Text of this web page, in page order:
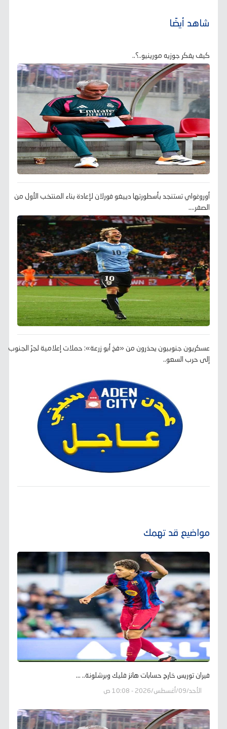
شاهد أيضًا
كيف يفكر جوزيه مورينيو..؟..
أوروغواي تستنجد بأسطورتها دييغو فورلان لإعادة بناء المنتخب الأول من
الصفر....
عسكريون جنوبيون يحذرون من «فخ أبو زرعة»: حملات إعلامية لجرّ الجنوب
إلى حرب السعو..
مواضيع قد تهمك
فيران توريس خارج حسابات هانز فليك وبرشلونة.. ...
الأحد/09/أغسطس/2026 - 10:08 ص